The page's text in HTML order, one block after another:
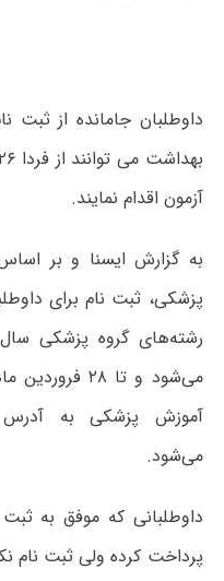
آزمون اقدام نمایند.
به گزارش ایسنا و بر
پزشکی، ثبت نام برای
آموزش پزشکی به
می‌شود.
داوطلبانی که موفق به
پرداخت کرده ولی ثبت نام